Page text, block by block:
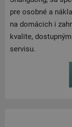
pre osobné a
na domácich i
kvalite,
servisu.